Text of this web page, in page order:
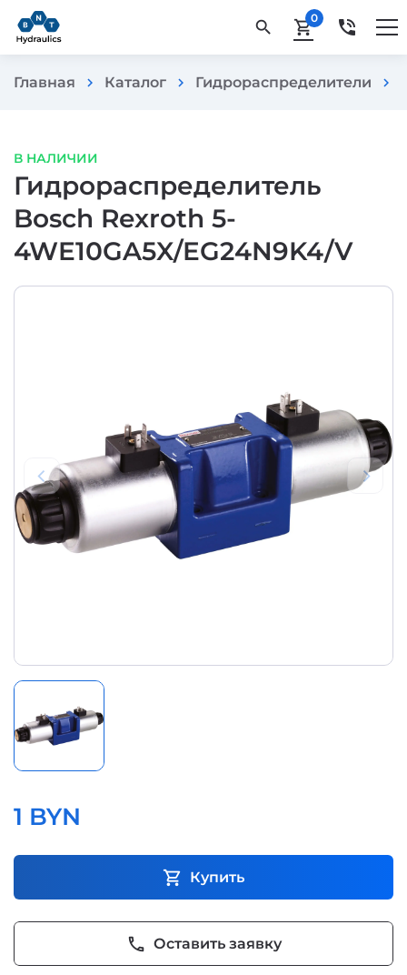
search shopping_cart0 phone_in_talk
Главная chevron_right Каталог chevron_right Гидрораспределители chevron_right
В НАЛИЧИИ
Гидрораспределитель
Bosch Rexroth 5-
4WE10GA5X/EG24N9K4/V
1 BYN
shopping_cart Купить
phone Оставить заявку